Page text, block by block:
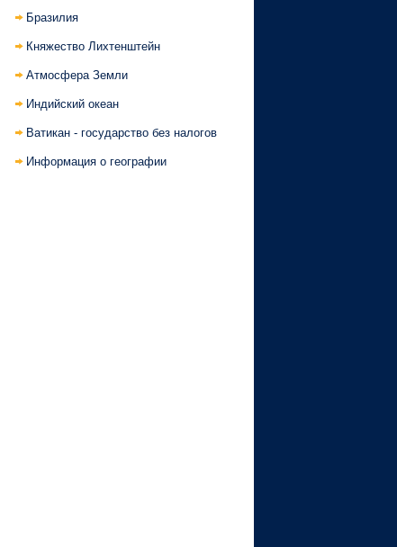
Бразилия
Княжество Лихтенштейн
Атмосфера Земли
Индийский океан
Ватикан - государство без налогов
Информация о географии